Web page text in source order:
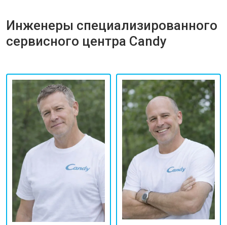
Инженеры специализированного
сервисного центра Candy